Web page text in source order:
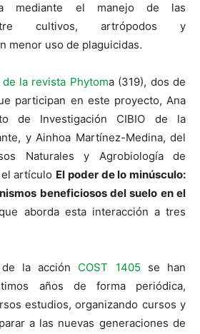
mediante el manejo de las
cultivos, artrópodos y
menor uso de plaguicidas.
la revista Phytoma (319), dos de
participan en este proyecto, Ana
de Investigación CIBIO de la
y Ainhoa Martínez-Medina, del
Naturales y Agrobiología de
artículo El poder de lo minúsculo:
beneficiosos del suelo en el
aborda esta interacción a tres
de la acción COST 1405 se han
años de forma periódica,
estudios, organizando cursos y
a las nuevas generaciones de